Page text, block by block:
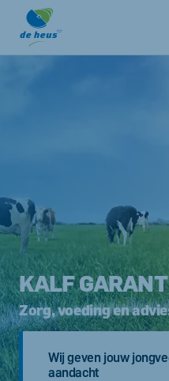
KALF GARANT
Zorg, voeding en
Wij geven jouw
aandacht